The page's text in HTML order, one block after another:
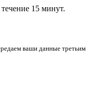
15 минут.
ваши данные третьим